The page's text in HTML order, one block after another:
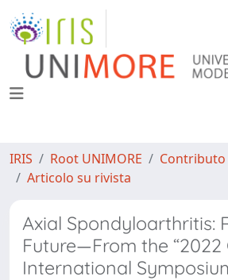
IRIS Root UNIMORE
Contributo
Articolo su rivista
Axial Spondyloarthritis:
Future—From the “2022
International